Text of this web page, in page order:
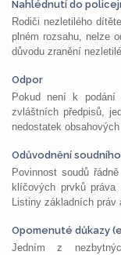
Nahlédnutí do
Rodiči nezletilého
plném rozsahu, nelze
důvodu zranění
Odpor
Pokud není k podání
zvláštních předpisů,
nedostatek
Odůvodnění
Povinnost soudů
klíčových prvků práva
Listiny základních práv
Opomenuté důkazy
Jedním z